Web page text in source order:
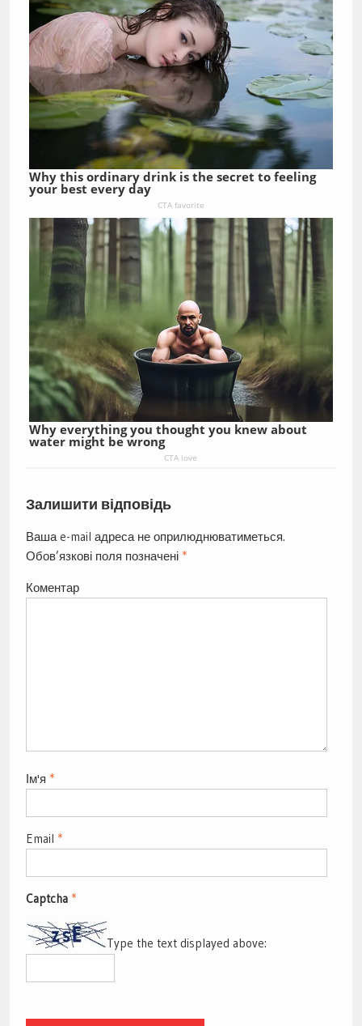
Why this ordinary drink is the secret to feeling
your best every day
CTA favorite
Why everything you thought you knew about
water might be wrong
CTA love
Залишити відповідь
Ваша e-mail адреса не оприлюднюватиметься.
Обов’язкові поля позначені *
Коментар
Ім'я *
Email *
Captcha *
Type the text displayed above: